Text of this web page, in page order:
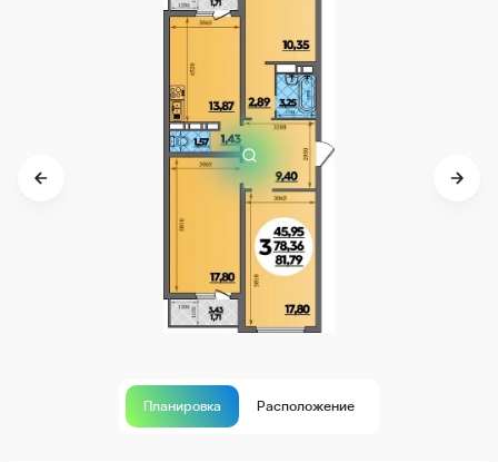
Планировка Расположение